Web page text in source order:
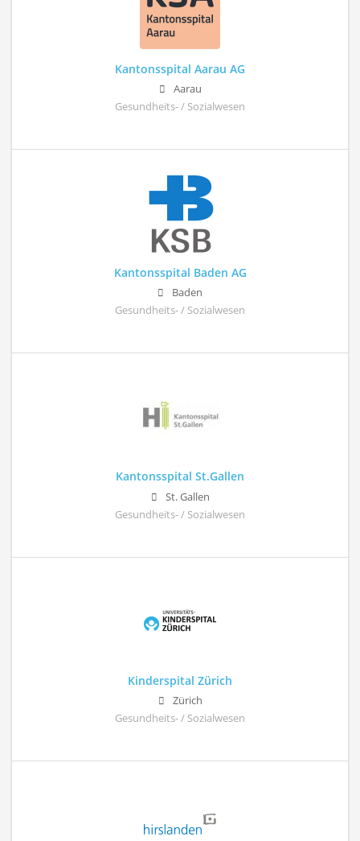
Kantonsspital Aarau AG
Aarau
Gesundheits- / Sozialwesen
Kantonsspital Baden AG
Baden
Gesundheits- / Sozialwesen
Kantonsspital St.Gallen
St. Gallen
Gesundheits- / Sozialwesen
Kinderspital Zürich
Zürich
Gesundheits- / Sozialwesen